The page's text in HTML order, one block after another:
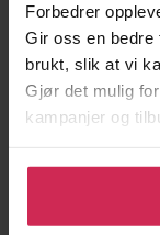
Forbedrer
Gir oss en bedre
brukt, slik at vi
Gjør det mulig
kampanjer og
Klikk på «Godta
bruke cookies
tilpasse ditt